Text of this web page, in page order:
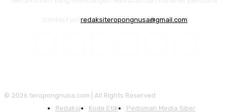
redaksiteropongnusa@gmail.com
© 2026 teropongnusa.com | All Rights Reserved
Redaksi
Kode Etik Pedoman Media Siber